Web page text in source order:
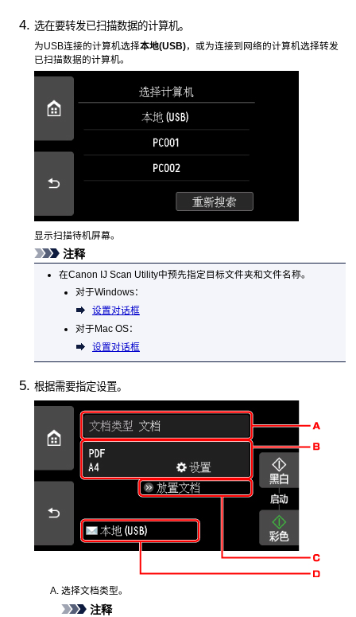
选在要转发已扫描数据的计算机。
为USB连接的计算机选择本地(USB)，或为连接到网络的计算机选择转发
已扫描数据的计算机。
显示扫描待机屏幕。
注释
在Canon IJ Scan Utility中预先指定目标文件夹和文件名称。
对于Windows：
设置对话框
对于Mac OS：
设置对话框
根据需要指定设置。
选择文档类型。
注释